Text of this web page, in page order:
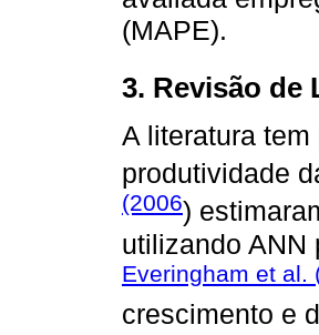
(MAPE).
3. Revisão de
A literatura
produtividade
(2006)
utilizando ANN
Everingham et al.
crescimento e